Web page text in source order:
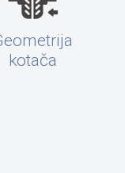
kotača